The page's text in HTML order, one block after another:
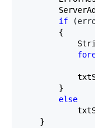
if
        {
        }
else
    }